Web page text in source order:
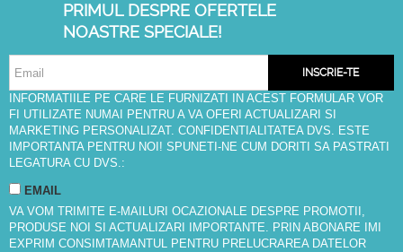
PRIMUL DESPRE OFERTELE
NOASTRE SPECIALE!
INSCRIE-TE
INFORMATIILE PE CARE LE FURNIZATI IN ACEST FORMULAR VOR
FI UTILIZATE NUMAI PENTRU A VA OFERI ACTUALIZARI SI
MARKETING PERSONALIZAT. CONFIDENTIALITATEA DVS. ESTE
IMPORTANTA PENTRU NOI! SPUNETI-NE CUM DORITI SA PASTRATI
LEGATURA CU DVS.:
EMAIL
VA VOM TRIMITE E-MAILURI OCAZIONALE DESPRE PROMOTII,
PRODUSE NOI SI ACTUALIZARI IMPORTANTE. PRIN ABONARE IMI
EXPRIM CONSIMTAMANTUL PENTRU PRELUCRAREA DATELOR